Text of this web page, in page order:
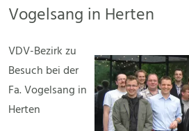
Vogelsang in Herten
VDV-Bezirk zu
Besuch bei der
Fa. Vogelsang in
Herten